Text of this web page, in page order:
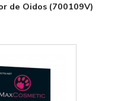
MaxCosmetic Limpiador de Oidos (700109V)